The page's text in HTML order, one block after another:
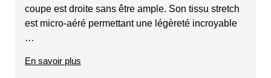
coupe est droite sans être ample. Son tissu stretch
est micro-aéré permettant une légèreté incroyable
…
En savoir plus